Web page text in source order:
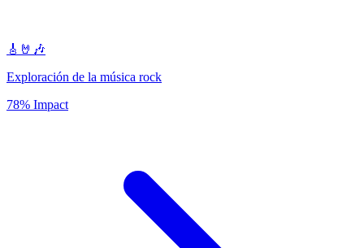
🎸🤘🎶
Exploración de la música rock
78% Impact